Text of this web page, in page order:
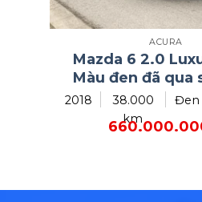
ACURA
Mazda 6 2.0
Màu đen đã qua
2018
38.000
km
Đen